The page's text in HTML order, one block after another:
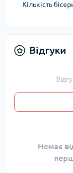
Кількість
Відгуки
Немає